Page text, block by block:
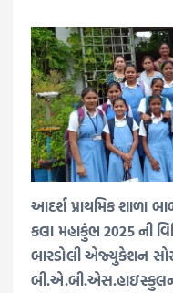
આદર્શ પ્રાથમિક શાળા
કલા મહાકુંભ 2025 ની
બારડોલી એજ્યુકેશન